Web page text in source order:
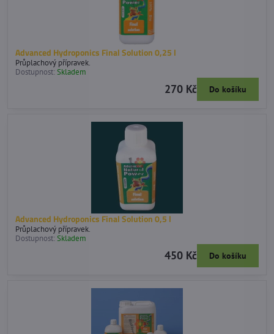
Advanced Hydroponics Final Solution 0,25 l
Průplachový přípravek.
Dostupnost:Skladem
270 Kč Do košíku
Advanced Hydroponics Final Solution 0,5 l
Průplachový přípravek.
Dostupnost:Skladem
450 Kč Do košíku